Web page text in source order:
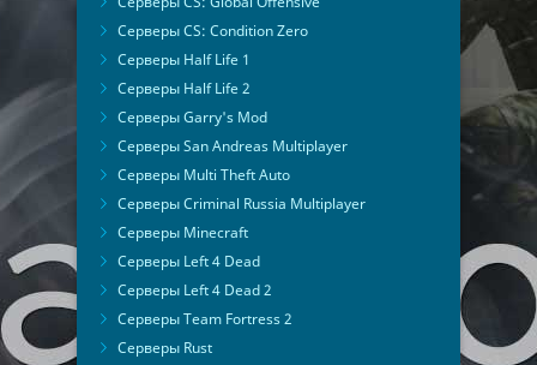
Серверы CS: Condition Zero
Серверы Half Life 1
Серверы Half Life 2
Серверы Garry's Mod
Серверы San Andreas Multiplayer
Серверы Multi Theft Auto
Серверы Criminal Russia Multiplayer
Серверы Minecraft
Серверы Left 4 Dead
Серверы Left 4 Dead 2
Серверы Team Fortress 2
Серверы Rust